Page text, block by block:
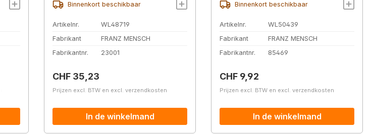
Binnenkort beschikbaar
Artikelnr.
WL48719
Fabrikant
FRANZ MENSCH
Fabrikantnr.
23001
Normale prijs:
CHF 35,23
Prijzen excl. BTW en excl. verzendkosten
In de winkelmand
Binnenkort beschikbaar
Artikelnr.
WL50439
Fabrikant
FRANZ MENSCH
Fabrikantnr.
85469
Normale prijs:
CHF 9,92
Prijzen excl. BTW en excl. verzendkosten
In de winkelmand